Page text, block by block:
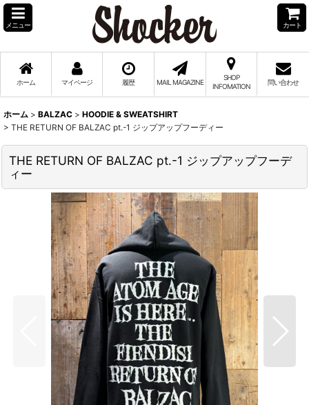
メニュー カート
ホーム マイページ 履歴 MAIL MAGAZINE
SHOP
INFOMATION
問い合わせ
ホーム > BALZAC > HOODIE & SWEATSHIRT
> THE RETURN OF BALZAC pt.-1 ジップアップフーディー
THE RETURN OF BALZAC pt.-1 ジップアップフーデ
ィー